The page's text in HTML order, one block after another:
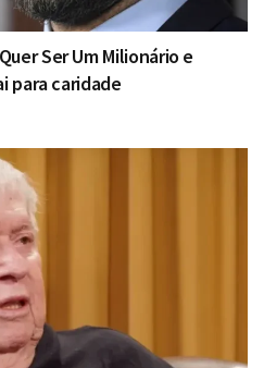
Ser Um Milionário e
para caridade